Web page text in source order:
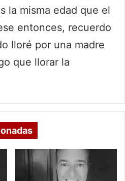
la misma edad que el
entonces, recuerdo
lloré por una madre
que llorar la